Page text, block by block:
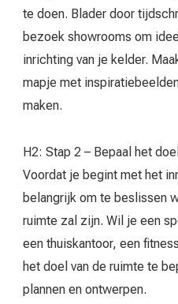
te doen. Blader door
bezoek showrooms om
inrichting van je kelder.
mapje met
maken.
H2: Stap 2 – Bepaal het
Voordat je begint met het
belangrijk om te beslissen
ruimte zal zijn. Wil je een
een thuiskantoor, een
het doel van de ruimte te
plannen en ontwerpen.